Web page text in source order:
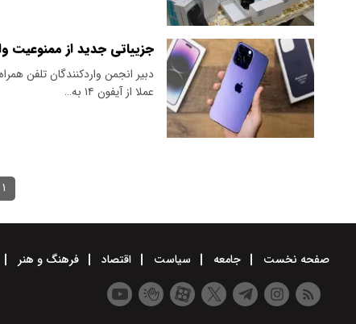
جزییاتی جدید از ممنوعیت
دبیر انجمن واردکنندگان تلفن
عملا از آیفون ۱۴ به…
۱
صفحه نخست جامعه سیاست اقتصاد فرهنگ و هنر